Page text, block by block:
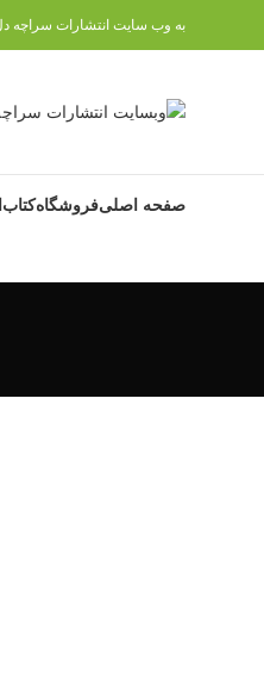
به وب سایت انتشارات سراچه
صفحه اصلیفروشگاهکتاب